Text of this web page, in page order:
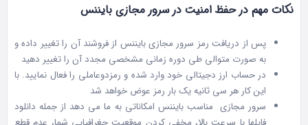
نکات مهم در حفظ امنیت در سرور مجازی بایننس
پس از دریافت رمز سرور مجازی بایننس از فروشند آن را تغییر داده و
به صورت متوالی طی دوره زمانی مشخصی مجدد آن را تغییر دهید
در حساب ارز دجیتالی خود وارد شده و رمزدوعاملی را فعال نمایید. با
این کار هر سی ثانیه یک بار رمز عوض خواهد شد
سرور مجازی مناسب بایننس امکاناتی به ما می دهد از جمله دانلود